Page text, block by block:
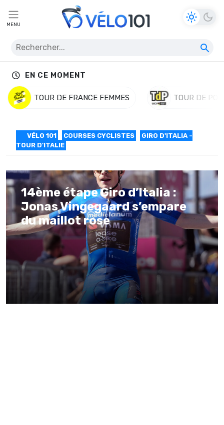
MENU
EN CE MOMENT
TOUR DE FRANCE FEMMES TOUR DE
VÉLO 101 COURSES CYCLISTES
GIRO D'ITALIA -
TOUR D'ITALIE
14ème étape Giro d’Italia :
Jonas Vingegaard s’empare
du maillot rose